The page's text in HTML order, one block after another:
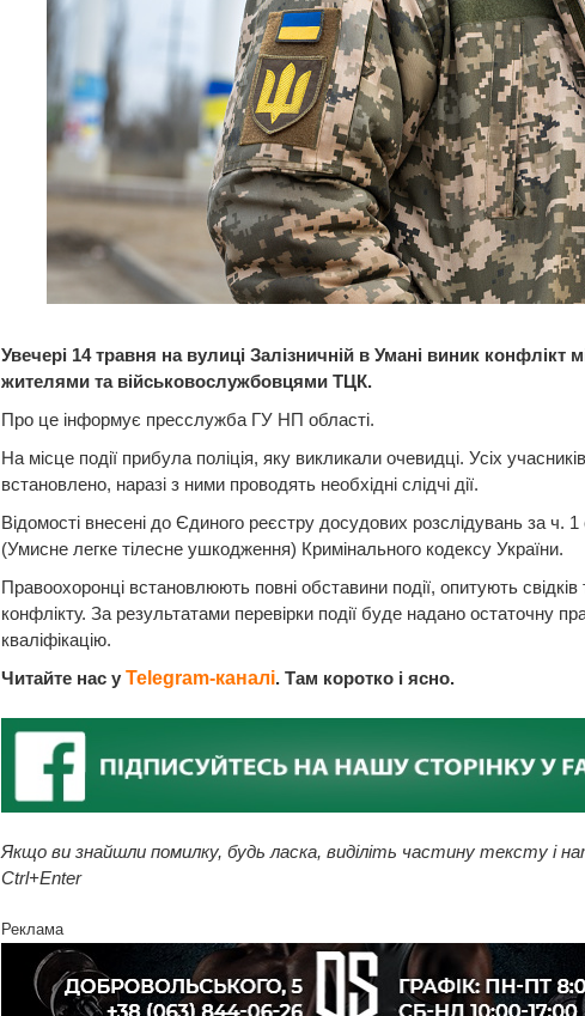
Увечері 14 травня на вулиці Залізничній в Умані виник конфлікт
жителями та військовослужбовцями ТЦК.
Про це інформує пресслужба ГУ НП області.
На місце події прибула поліція, яку викликали очевидці. Усіх
встановлено, наразі з ними проводять необхідні слідчі дії.
Відомості внесені до Єдиного реєстру досудових розслідувань за ч. 1
(Умисне легке тілесне ушкодження) Кримінального кодексу України.
Правоохоронці встановлюють повні обставини події, опитують свідків
конфлікту. За результатами перевірки події буде надано остаточну
кваліфікацію.
Читайте нас у Telegram-каналі. Там коротко і ясно.
Якщо ви знайшли помилку, будь ласка, виділіть частину тексту і
Ctrl+Enter
Реклама